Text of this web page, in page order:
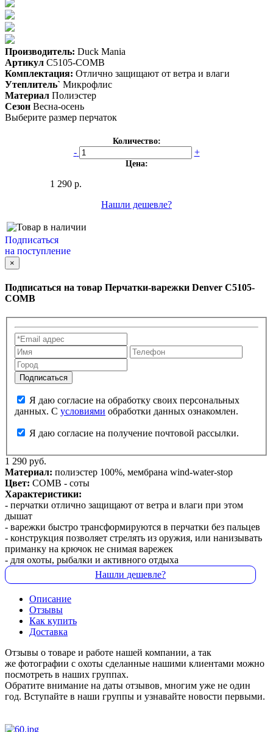
Производитель: Duck Mania
Артикул C5105-COMB
Комплектация: Отлично защищают от ветра и влаги
Утеплитель` Микрофлис
Материал Полиэстер
Сезон Весна-осень
Выберите размер перчаток
Количество:
- +
Цена:
1 290 р.
Нашли дешевле?
Подписаться
на поступление
×
Подписаться на товар Перчатки-варежки Denver C5105-
COMB
данных. С условиями обработки данных ознакомлен.
Я даю согласие на получение почтовой рассылки.
1 290 руб.
Материал: полиэстер 100%, мембрана wind-water-stop
Цвет: COMB - соты
Характеристики:
- перчатки отлично защищают от ветра и влаги при этом
дышат
- варежки быстро трансформируются в перчатки без пальцев
- конструкция позволяет стрелять из оружия, или нанизывать
приманку на крючок не снимая варежек
- для охоты, рыбалки и активного отдыха
Нашли дешевле?
Описание
Отзывы
Как купить
Доставка
Отзывы о товаре и работе нашей компании, а так
же фотографии с охоты сделанные нашими клиентами можно
посмотреть в наших группах.
Обратите внимание на даты отзывов, многим уже не один
год. Вступайте в наши группы и узнавайте новости первыми.